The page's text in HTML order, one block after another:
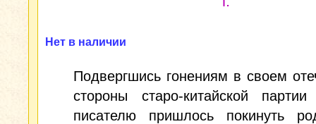
Нет в наличии
Подвергшись гонениям в своем
стороны старо-китайской
писателю пришлось покинуть